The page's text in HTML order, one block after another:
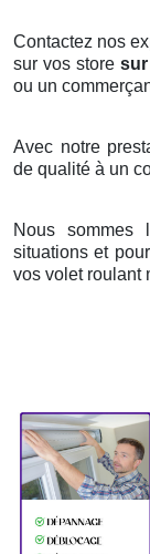
Contactez nos
sur vos store sur
ou un
Avec notre
de qualité à un
Nous sommes
situations et
vos volet roulant